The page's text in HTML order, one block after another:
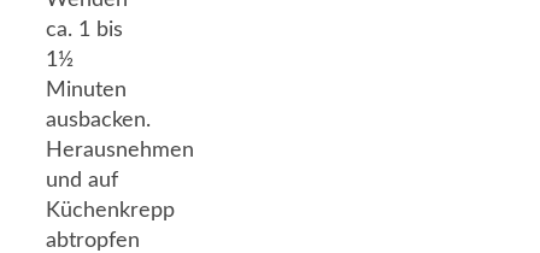
ca. 1 bis
1½
Minuten
ausbacken.
Herausnehmen
und auf
Küchenkrepp
abtropfen